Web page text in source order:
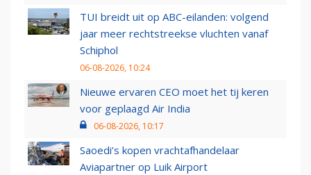
TUI breidt uit op ABC-eilanden: volgend
jaar meer rechtstreekse vluchten vanaf
Schiphol
06-08-2026, 10:24
Nieuwe ervaren CEO moet het tij keren
voor geplaagd Air India
06-08-2026, 10:17
Saoedi’s kopen vrachtafhandelaar
Aviapartner op Luik Airport